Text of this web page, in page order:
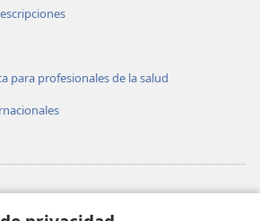
para profesionales de la salud